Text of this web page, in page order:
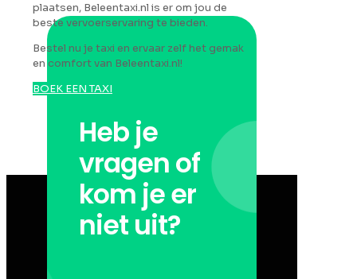
plaatsen, Beleentaxi.nl is er om jou de
beste vervoerservaring te bieden.
Bestel nu je taxi en ervaar zelf het gemak
en comfort van Beleentaxi.nl!
BOEK EEN TAXI
Heb je
vragen of
kom je er
niet uit?